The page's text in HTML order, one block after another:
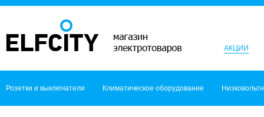
АКЦИИ
Розетки и выключатели Климатическое оборудование